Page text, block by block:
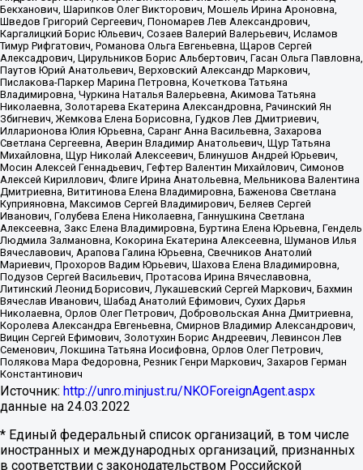
Бекханович, Шарипков Олег Викторович, Мошель Ирина Ароновна,
Шведов Григорий Сергеевич, Пономарев Лев Александрович,
Каргалицкий Борис Юльевич, Созаев Валерий Валерьевич, Исламов
Тимур Рифгатович, Романова Ольга Евгеньевна, Щаров Сергей
Алексадрович, Цирульников Борис Альбертович, Гасан Ольга Павловна,
Паутов Юрий Анатольевич, Верховский Александр Маркович,
Пислакова-Паркер Марина Петровна, Кочеткова Татьяна
Владимировна, Чуркина Наталья Валерьевна, Акимова Татьяна
Николаевна, Золотарева Екатерина Александровна, Рачинский Ян
Збигневич, Жемкова Елена Борисовна, Гудков Лев Дмитриевич,
Илларионова Юлия Юрьевна, Саранг Анна Васильевна, Захарова
Светлана Сергеевна, Аверин Владимир Анатольевич, Щур Татьяна
Михайловна, Щур Николай Алексеевич, Блинушов Андрей Юрьевич,
Мосин Алексей Геннадьевич, Гефтер Валентин Михайлович, Симонов
Алексей Кириллович, Флиге Ирина Анатольевна, Мельникова Валентина
Дмитриевна, Вититинова Елена Владимировна, Баженова Светлана
Куприяновна, Максимов Сергей Владимирович, Беляев Сергей
Иванович, Голубева Елена Николаевна, Ганнушкина Светлана
Алексеевна, Закс Елена Владимировна, Буртина Елена Юрьевна, Гендель
Людмила Залмановна, Кокорина Екатерина Алексеевна, Шуманов Илья
Вячеславович, Арапова Галина Юрьевна, Свечников Анатолий
Мариевич, Прохоров Вадим Юрьевич, Шахова Елена Владимировна,
Подузов Сергей Васильевич, Протасова Ирина Вячеславовна,
Литинский Леонид Борисович, Лукашевский Сергей Маркович, Бахмин
Вячеслав Иванович, Шабад Анатолий Ефимович, Сухих Дарья
Николаевна, Орлов Олег Петрович, Добровольская Анна Дмитриевна,
Королева Александра Евгеньевна, Смирнов Владимир Александрович,
Вицин Сергей Ефимович, Золотухин Борис Андреевич, Левинсон Лев
Семенович, Локшина Татьяна Иосифовна, Орлов Олег Петрович,
Полякова Мара Федоровна, Резник Генри Маркович, Захаров Герман
Константинович
Источник: http://unro.minjust.ru/NKOForeignAgent.aspx
данные на 24.03.2022
* Единый федеральный список организаций, в том числе
иностранных и международных организаций, признанных
в соответствии с законодательством Российской